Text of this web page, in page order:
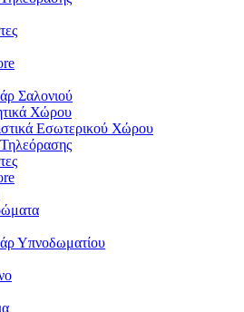
Σαλονιού
Χώρου
Εσωτερικού Χώρου
Υπνοδωματίου